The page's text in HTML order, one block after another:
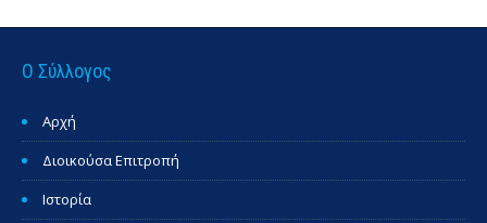
Ο Σύλλογος
Αρχή
Διοικούσα Επιτροπή
Ιστορία